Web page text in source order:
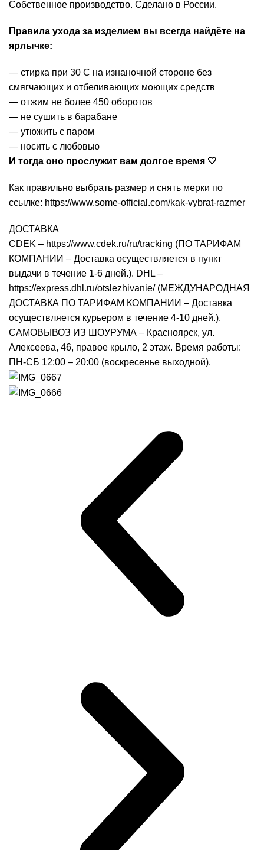
Собственное производство. Сделано в России.
Правила ухода за изделием вы всегда найдёте на
ярлычке:
— стирка при 30 С на изнаночной стороне без
смягчающих и отбеливающих моющих средств
— отжим не более 450 оборотов
— не сушить в барабане
— утюжить с паром
— носить с любовью
И тогда оно прослужит вам долгое время 🤍
Как правильно выбрать размер и снять мерки по
ссылке: https://www.some-official.com/kak-vybrat-razmer
ДОСТАВКА
CDEK – https://www.cdek.ru/ru/tracking (ПО ТАРИФАМ
КОМПАНИИ – Доставка осуществляется в пункт
выдачи в течение 1-6 дней.). DHL –
https://express.dhl.ru/otslezhivanie/ (МЕЖДУНАРОДНАЯ
ДОСТАВКА ПО ТАРИФАМ КОМПАНИИ – Доставка
осуществляется курьером в течение 4-10 дней.).
САМОВЫВОЗ ИЗ ШОУРУМА – Красноярск, ул.
Алексеева, 46, правое крыло, 2 этаж. Время работы:
ПН-СБ 12:00 – 20:00 (воскресенье выходной).